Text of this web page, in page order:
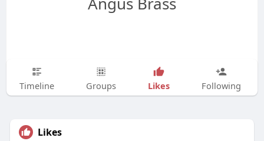
Timeline Groups Likes Following
Likes